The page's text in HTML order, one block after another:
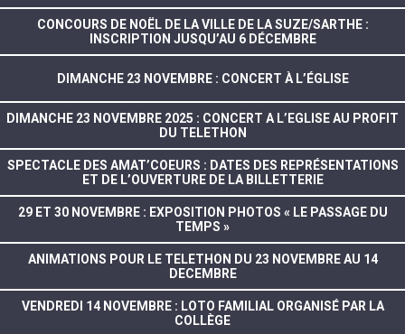
CONCOURS DE NOËL DE LA VILLE DE LA SUZE/SARTHE :
INSCRIPTION JUSQU’AU 6 DÉCEMBRE
DIMANCHE 23 NOVEMBRE : CONCERT À L’ÉGLISE
DIMANCHE 23 NOVEMBRE 2025 : CONCERT A L’EGLISE AU PROFIT
DU TELETHON
SPECTACLE DES AMAT’COEURS : DATES DES REPRÉSENTATIONS
ET DE L’OUVERTURE DE LA BILLETTERIE
29 ET 30 NOVEMBRE : EXPOSITION PHOTOS « LE PASSAGE DU
TEMPS »
ANIMATIONS POUR LE TELETHON DU 23 NOVEMBRE AU 14
DECEMBRE
VENDREDI 14 NOVEMBRE : LOTO FAMILIAL ORGANISÉ PAR LA
COLLÈGE